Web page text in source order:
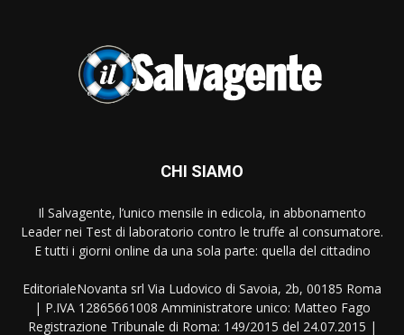
CHI SIAMO
Il Salvagente, l’unico mensile in edicola, in abbonamento
Leader nei Test di laboratorio contro le truffe al consumatore.
E tutti i giorni online da una sola parte: quella del cittadino
EditorialeNovanta srl Via Ludovico di Savoia, 2b, 00185 Roma
| P.IVA 12865661008 Amministratore unico: Matteo Fago
Registrazione Tribunale di Roma: 149/2015 del 24.07.2015 |